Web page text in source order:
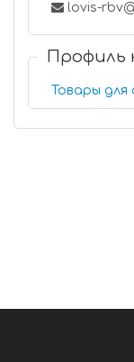
lovis-
Профиль
Товары